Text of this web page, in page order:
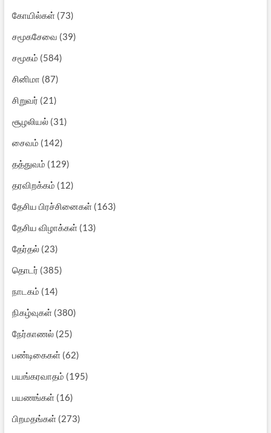
கோயில்கள்(73)
சமூகசேவை (39)
சமூகம் (584)
சினிமா (87)
சிறுவர் (21)
சூழலியல்(31)
சைவம் (142)
தத்துவம் (129)
தரவிறக்கம் (12)
தேசிய பிரச்சினைகள்(163)
தேசிய விழாக்கள்(13)
தேர்தல்(23)
தொடர் (385)
நாடகம் (14)
நிகழ்வுகள்(380)
நேர்காணல்(25)
பண்டிகைகள்(62)
பயங்கரவாதம் (195)
பயணங்கள்(16)
பிறமதங்கள்(273)